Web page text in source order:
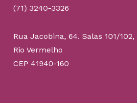
(71) 3240-3326
Rua Jacobina, 64. Salas 101/
Rio Vermelho
CEP 41940-160